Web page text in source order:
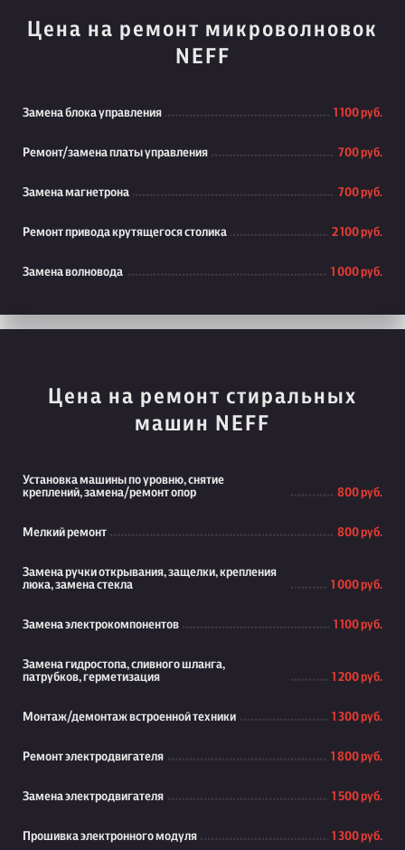
Цена на ремонт микроволновок
NEFF
Замена блока управления 1 100 руб.
Ремонт/замена платы управления 700 руб.
Замена магнетрона 700 руб.
Ремонт привода крутящегося столика 2 100 руб.
Замена волновода 1 000 руб.
Цена на ремонт стиральных
машин NEFF
Установка машины по уровню, снятие
креплений, замена/ремонт опор
800 руб.
Мелкий ремонт 800 руб.
Замена ручки открывания, защелки, крепления
люка, замена стекла
1 000 руб.
Замена электрокомпонентов 1 100 руб.
Замена гидростопа, сливного шланга,
патрубков, герметизация
1 200 руб.
Монтаж/демонтаж встроенной техники 1 300 руб.
Ремонт электродвигателя 1 800 руб.
Замена электродвигателя 1 500 руб.
Прошивка электронного модуля 1 300 руб.